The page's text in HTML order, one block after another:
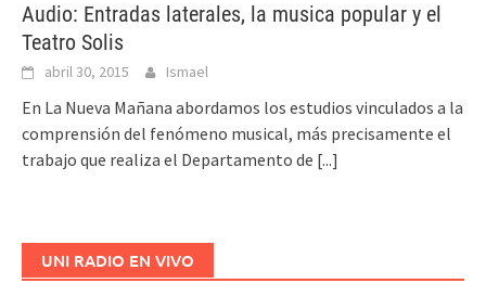
Audio: Entradas laterales, la musica popular y el
Teatro Solis
abril 30, 2015 Ismael
En La Nueva Mañana abordamos los estudios vinculados a la
comprensión del fenómeno musical, más precisamente el
trabajo que realiza el Departamento de [...]
UNI RADIO EN VIVO